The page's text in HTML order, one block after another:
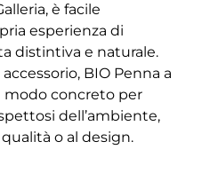
è facile
esperienza di
distintiva e naturale.
BIO Penna a
modo concreto per
dell’ambiente,
o al design.